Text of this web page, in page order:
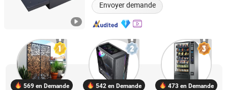
Envoyer demande
569 en Demande 542 en Demande 473 en Demande